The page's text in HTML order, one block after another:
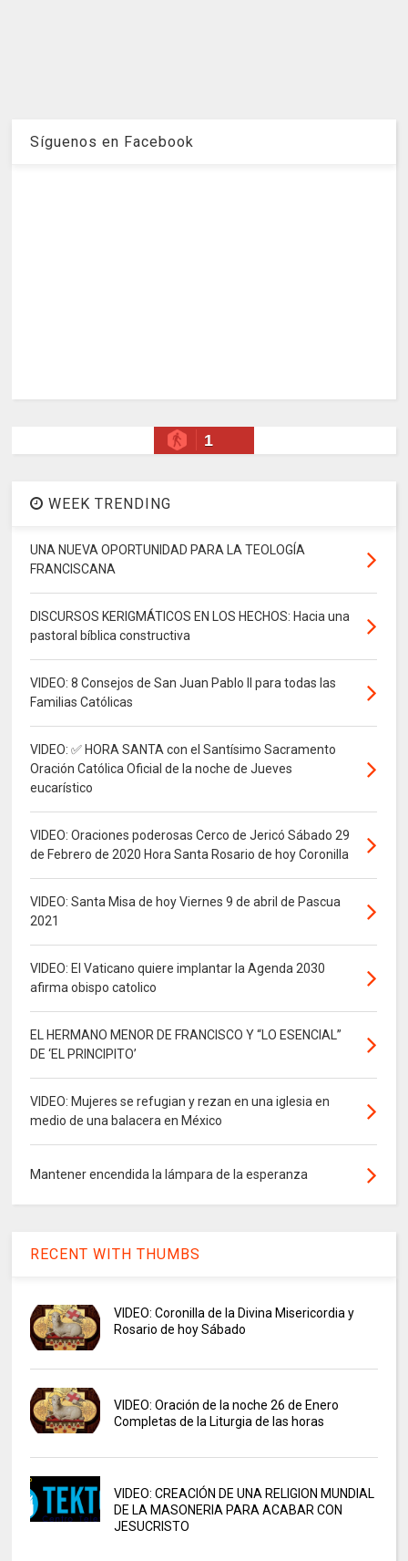
Síguenos en Facebook
1
WEEK TRENDING
UNA NUEVA OPORTUNIDAD PARA LA TEOLOGÍA
FRANCISCANA
DISCURSOS KERIGMÁTICOS EN LOS HECHOS: Hacia una
pastoral bíblica constructiva
VIDEO: 8 Consejos de San Juan Pablo II para todas las
Familias Católicas
VIDEO: ✅ HORA SANTA con el Santísimo Sacramento
Oración Católica Oficial de la noche de Jueves
eucarístico
VIDEO: Oraciones poderosas Cerco de Jericó Sábado 29
de Febrero de 2020 Hora Santa Rosario de hoy Coronilla
VIDEO: Santa Misa de hoy Viernes 9 de abril de Pascua
2021
VIDEO: El Vaticano quiere implantar la Agenda 2030
afirma obispo catolico
EL HERMANO MENOR DE FRANCISCO Y “LO ESENCIAL”
DE ‘EL PRINCIPITO’
VIDEO: Mujeres se refugian y rezan en una iglesia en
medio de una balacera en México
Mantener encendida la lámpara de la esperanza
RECENT WITH THUMBS
VIDEO: Coronilla de la Divina Misericordia y
Rosario de hoy Sábado
VIDEO: Oración de la noche 26 de Enero
Completas de la Liturgia de las horas
VIDEO: CREACIÓN DE UNA RELIGION MUNDIAL
DE LA MASONERIA PARA ACABAR CON
JESUCRISTO